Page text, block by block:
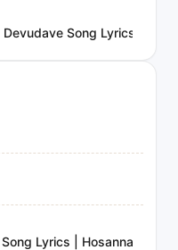
Song Lyrics
Lyrics | Hosanna